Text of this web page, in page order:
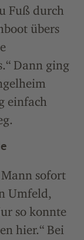
Fuß durch
übers
Dann ging
einfach
sofort
Umfeld,
so konnte
hier.“ Bei